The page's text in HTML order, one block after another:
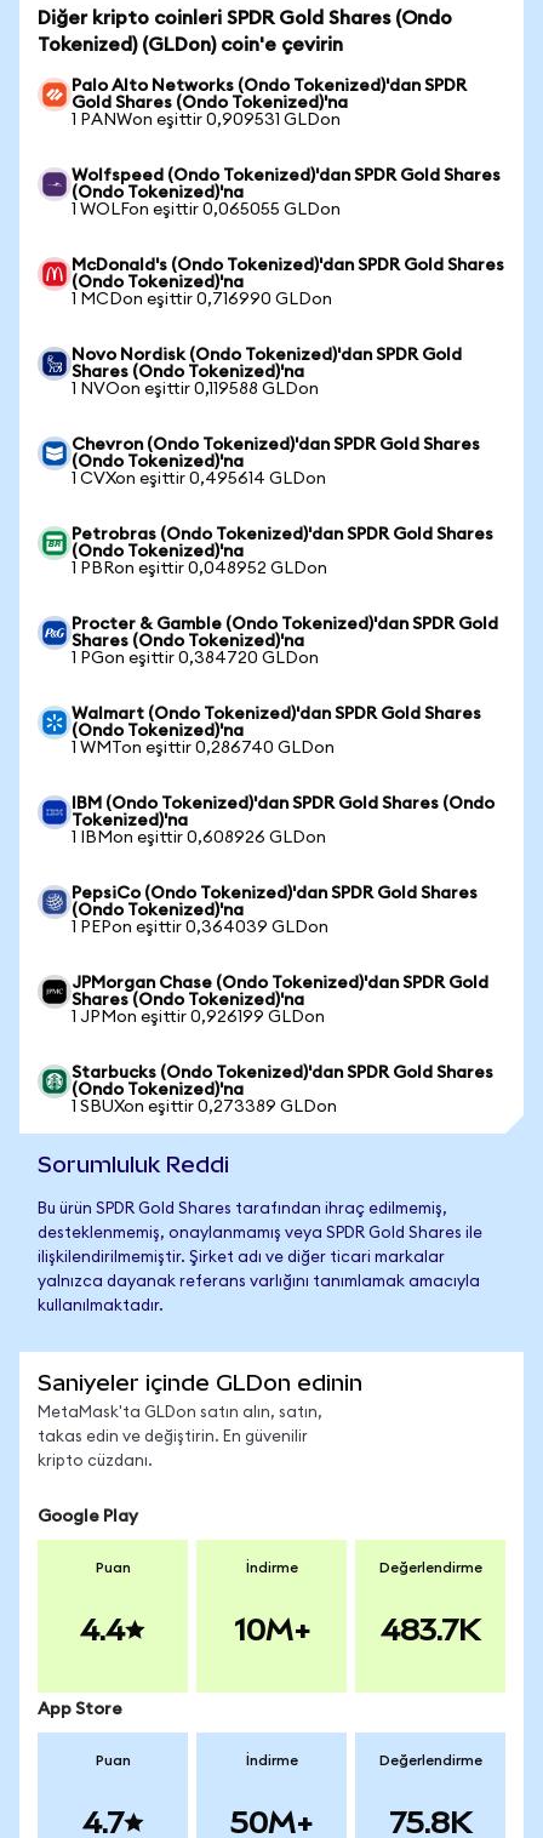
Diğer kripto coinleri SPDR Gold Shares (Ondo
Tokenized) (GLDon) coin'e çevirin
Palo Alto Networks (Ondo Tokenized)'dan SPDR
Gold Shares (Ondo Tokenized)'na
1 PANWon eşittir 0,909531 GLDon
Wolfspeed (Ondo Tokenized)'dan SPDR Gold Shares
(Ondo Tokenized)'na
1 WOLFon eşittir 0,065055 GLDon
McDonald's (Ondo Tokenized)'dan SPDR Gold Shares
(Ondo Tokenized)'na
1 MCDon eşittir 0,716990 GLDon
Novo Nordisk (Ondo Tokenized)'dan SPDR Gold
Shares (Ondo Tokenized)'na
1 NVOon eşittir 0,119588 GLDon
Chevron (Ondo Tokenized)'dan SPDR Gold Shares
(Ondo Tokenized)'na
1 CVXon eşittir 0,495614 GLDon
Petrobras (Ondo Tokenized)'dan SPDR Gold Shares
(Ondo Tokenized)'na
1 PBRon eşittir 0,048952 GLDon
Procter & Gamble (Ondo Tokenized)'dan SPDR Gold
Shares (Ondo Tokenized)'na
1 PGon eşittir 0,384720 GLDon
Walmart (Ondo Tokenized)'dan SPDR Gold Shares
(Ondo Tokenized)'na
1 WMTon eşittir 0,286740 GLDon
IBM (Ondo Tokenized)'dan SPDR Gold Shares (Ondo
Tokenized)'na
1 IBMon eşittir 0,608926 GLDon
PepsiCo (Ondo Tokenized)'dan SPDR Gold Shares
(Ondo Tokenized)'na
1 PEPon eşittir 0,364039 GLDon
JPMorgan Chase (Ondo Tokenized)'dan SPDR Gold
Shares (Ondo Tokenized)'na
1 JPMon eşittir 0,926199 GLDon
Starbucks (Ondo Tokenized)'dan SPDR Gold Shares
(Ondo Tokenized)'na
1 SBUXon eşittir 0,273389 GLDon
Sorumluluk Reddi
Bu ürün SPDR Gold Shares tarafından ihraç edilmemiş,
desteklenmemiş, onaylanmamış veya SPDR Gold Shares ile
ilişkilendirilmemiştir. Şirket adı ve diğer ticari markalar
yalnızca dayanak referans varlığını tanımlamak amacıyla
kullanılmaktadır.
Saniyeler içinde GLDon edinin
MetaMask'ta GLDon satın alın, satın,
takas edin ve değiştirin. En güvenilir
kripto cüzdanı.
Google Play
Puan
4.4
İndirme
10M+
Değerlendirme
483.7K
App Store
Puan
4.7
İndirme
50M+
Değerlendirme
75.8K